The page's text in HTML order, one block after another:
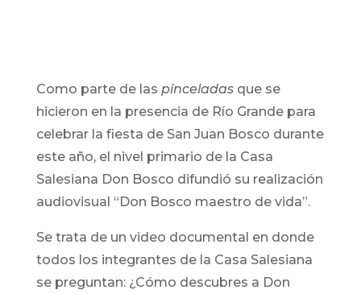
Como parte de las pinceladasque se
hicieron en la presencia de Río Grande para
celebrar la fiesta de San Juan Bosco durante
este año, el nivel primario de la Casa
Salesiana Don Bosco difundió su realización
audiovisual “Don Bosco maestro de vida”.
Se trata de un video documental en donde
todos los integrantes de la Casa Salesiana
se preguntan: ¿Cómo descubres a Don